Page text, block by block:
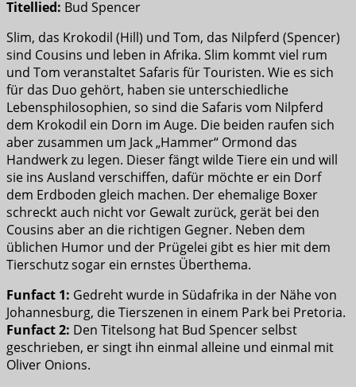
Titellied: Bud Spencer
Slim, das Krokodil (Hill) und Tom, das Nilpferd (Spencer)
sind Cousins und leben in Afrika. Slim kommt viel rum
und Tom veranstaltet Safaris für Touristen. Wie es sich
für das Duo gehört, haben sie unterschiedliche
Lebensphilosophien, so sind die Safaris vom Nilpferd
dem Krokodil ein Dorn im Auge. Die beiden raufen sich
aber zusammen um Jack „Hammer“ Ormond das
Handwerk zu legen. Dieser fängt wilde Tiere ein und will
sie ins Ausland verschiffen, dafür möchte er ein Dorf
dem Erdboden gleich machen. Der ehemalige Boxer
schreckt auch nicht vor Gewalt zurück, gerät bei den
Cousins aber an die richtigen Gegner. Neben dem
üblichen Humor und der Prügelei gibt es hier mit dem
Tierschutz sogar ein ernstes Überthema.
Funfact 1: Gedreht wurde in Südafrika in der Nähe von
Johannesburg, die Tierszenen in einem Park bei Pretoria.
Funfact 2: Den Titelsong hat Bud Spencer selbst
geschrieben, er singt ihn einmal alleine und einmal mit
Oliver Onions.